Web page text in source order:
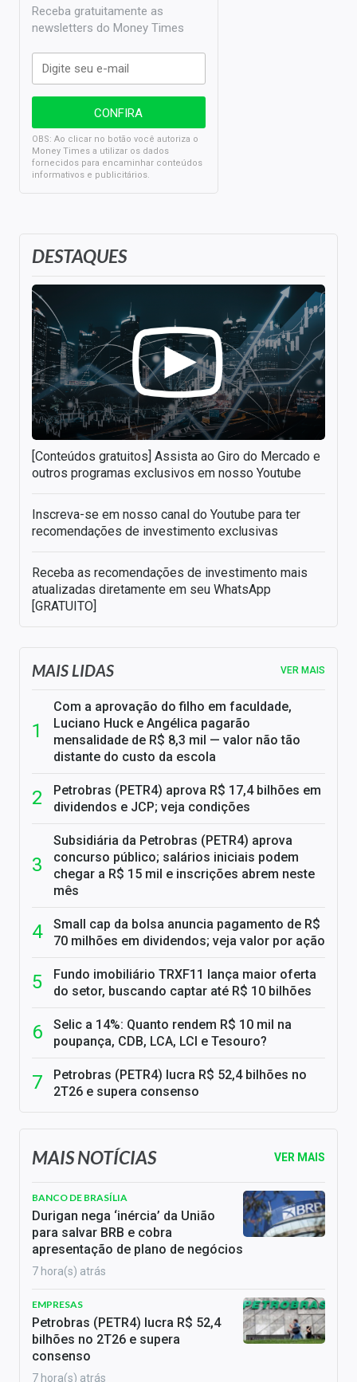
DESTAQUES
[Conteúdos gratuitos] Assista ao Giro do Mercado e
outros programas exclusivos em nosso Youtube
Inscreva-se em nosso canal do Youtube para ter
recomendações de investimento exclusivas
Receba as recomendações de investimento mais
atualizadas diretamente em seu WhatsApp
[GRATUITO]
Receba gratuitamente as
newsletters do Money Times
OBS: Ao clicar no botão você autoriza o
Money Times a utilizar os dados
fornecidos para encaminhar conteúdos
informativos e publicitários.
MAIS LIDAS VER MAIS
Com a aprovação do filho em faculdade,
Luciano Huck e Angélica pagarão
mensalidade de R$ 8,3 mil — valor não tão
distante do custo da escola
Petrobras (PETR4) aprova R$ 17,4 bilhões em
dividendos e JCP; veja condições
Subsidiária da Petrobras (PETR4) aprova
concurso público; salários iniciais podem
chegar a R$ 15 mil e inscrições abrem neste
mês
Small cap da bolsa anuncia pagamento de R$
70 milhões em dividendos; veja valor por ação
Fundo imobiliário TRXF11 lança maior oferta
do setor, buscando captar até R$ 10 bilhões
Selic a 14%: Quanto rendem R$ 10 mil na
poupança, CDB, LCA, LCI e Tesouro?
Petrobras (PETR4) lucra R$ 52,4 bilhões no
2T26 e supera consenso
MAIS NOTÍCIAS VER MAIS
BANCO DE BRASÍLIA
Durigan nega ‘inércia’ da União
para salvar BRB e cobra
apresentação de plano de negócios
7 hora(s) atrás
EMPRESAS
Petrobras (PETR4) lucra R$ 52,4
bilhões no 2T26 e supera
consenso
7 hora(s) atrás